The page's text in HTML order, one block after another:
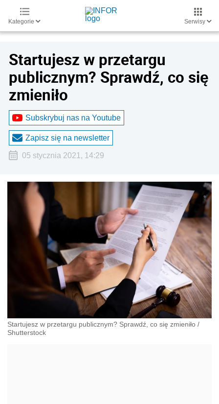
Kategorie Serwisy
Startujesz w przetargu
publicznym? Sprawdź, co się
zmieniło
Subskrybuj nas na Youtube
Zapisz się na newsletter
05 stycznia 2021, 14:29
Startujesz w przetargu publicznym? Sprawdź, co się zmieniło /
Shutterstock